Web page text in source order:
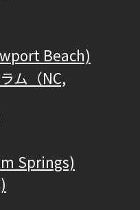
Beach)
ム（NC,
Springs)